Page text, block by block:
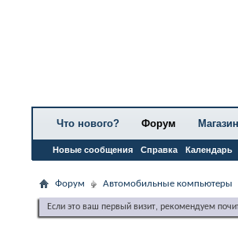
Что нового? Форум
Новые сообщения Справка Календарь
Форум Автомобильные компьютеры
Если это ваш первый визит, рекомендуем